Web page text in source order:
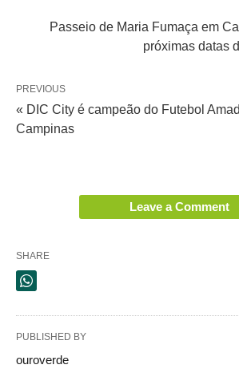
Passeio de Maria Fumaça em
próximas datas
PREVIOUS
« DIC City é campeão do Futebol
Campinas
Leave a Comment
SHARE
PUBLISHED BY
ouroverde